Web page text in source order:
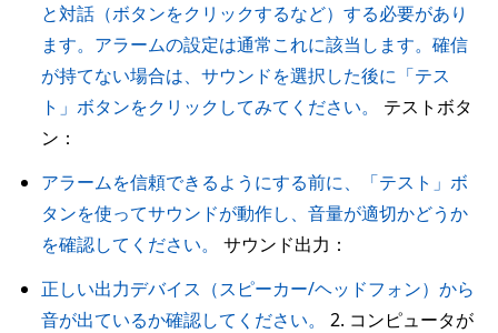
と対話（ボタンをクリックするなど）する必要があり
ます。アラームの設定は通常これに該当します。確信
が持てない場合は、サウンドを選択した後に「テス
ト」ボタンをクリックしてみてください。
テストボタ
ン：
アラームを信頼できるようにする前に、「テスト」ボ
タンを使ってサウンドが動作し、音量が適切かどうか
を確認してください。
サウンド出力：
正しい出力デバイス（スピーカー/ヘッドフォン）から
音が出ているか確認してください。
2. コンピュータが